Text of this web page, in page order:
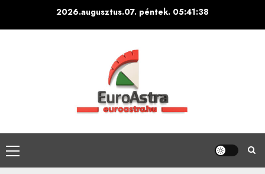
2026.augusztus.07. péntek. 05:41:39
Primary
Menu